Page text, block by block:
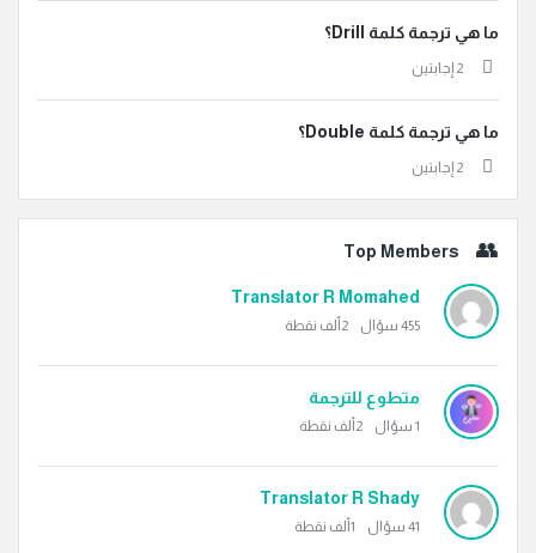
ما هي ترجمة كلمة Drill؟
‫2 إجابتين
ما هي ترجمة كلمة Double؟
‫2 إجابتين
Top Members
Translator R Momahed
455 سؤال 2ألف نقطة
متطوع للترجمة
1 سؤال 2ألف نقطة
Translator R Shady
41 سؤال 1ألف نقطة